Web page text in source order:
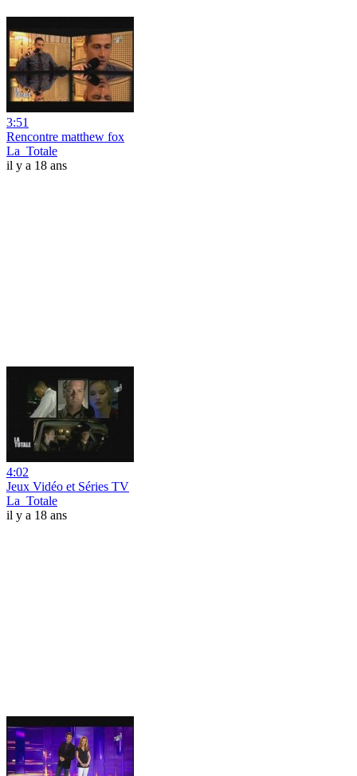
3:51
Rencontre matthew fox
La_Totale
il y a 18 ans
4:02
Jeux Vidéo et Séries TV
La_Totale
il y a 18 ans